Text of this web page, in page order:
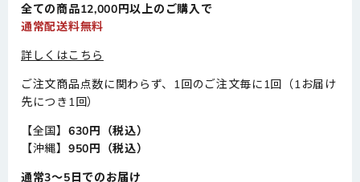
全ての商品12,000円以上のご購入で
通常配送料無料
詳しくはこちら
ご注文商品点数に関わらず、1回のご注文毎に1回（1お届け
先につき1回）
【全国】 630円（税込）
【沖縄】 950円（税込）
通常3～5日でのお届け